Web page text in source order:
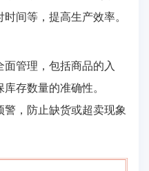
间等，提高生产效率。
面管理，包括商品的入
存数量的准确性。
警，防止缺货或超卖现象